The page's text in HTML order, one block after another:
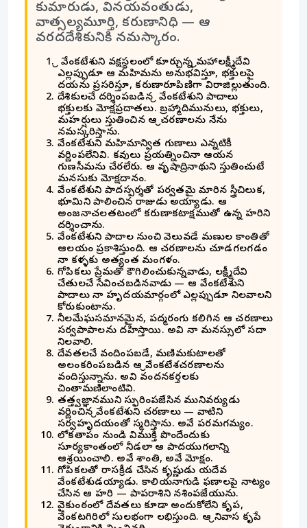
కుమారుడు, వినయవంతుడు,
వాత్సల్యమూర్తి, కరుణానిధి — ఆ
వరదదేశికునికి నమస్కారం.
శ్రీ వేంకటేశుని వక్షస్థలంలో కూర్చున్న శ్రీమహాలక్ష్మీదేవి
ఎల్లప్పుడూ ఆ మహిమను అనుభవిస్తూ, భక్తులపై
దయను ప్రసరిస్తూ, కరుణారూపిణిగా విరాజిల్లుతుంది.
దేశికులచే దర్శింపబడిన శ్రీ వేంకటేశుని పాదాలు
భక్తులకు మోక్షప్రదాతలు. బ్రహ్మాదిమునులు, భక్తులు,
మహర్షులు స్తుతించిన ఆ శ్రీచరణాలను నేను
నమస్కరిస్తాను.
వేంకటేశుని మహిమాన్విత గుణాలు ఎన్నటికీ
వర్ణింపలేనివి. కవులు ప్రయత్నించినా ఆయన
గుణసీమను చేరలేరు. ఆ వృషాద్రినాథుని స్తుతించుటే
మనసుకు మోక్షదానం.
వేంకటేశుని పాదస్పర్శతో పర్వతమై మారిన స్త్రీచిలుక,
భూమిని పాలించిన రాజుడు అయ్యాడు. ఆ
అంజనాచలతటంలో కరుణాకటాక్షముతో ఉన్న హరిని
దర్శించాను.
వేంకటేశుని పాదాల నుంచి వెలువడే మణుల కాంతితో
ఆలయం ప్రకాశిస్తుంది. ఆ చరణాలను చూడగలగడం
నా కళ్ళకు అత్యంత మంగళం.
గోపికలు ప్రేమతో కౌగిలించుకున్నవాడు, లక్ష్మీదేవి
చేతులచే సేవించబడినవాడు — ఆ వేంకటేశుని
పాదాలు నా హృదయమార్గంలో ఎల్లప్పుడూ నిలవాలని
కోరుకుంటాను.
నీలమేఘసమానమైన, పద్మరంగు కలిగిన ఆ చరణాలు
సర్వపాపాలను దహిస్తాయి. అవి నా మనస్సులో సదా
నిలవాలి.
దేవతలచే వందింపబడే, మణిమకుటాలతో
అలంకరింపబడిన ఆ శ్రీవేంకటేశచరణాలను
వందిస్తున్నాను. అవి వందనకర్తలకు
చింతామణిలాంటివి.
తత్త్వజ్ఞానముని స్ఫురింపజేసిన మునివర్యుడు
వర్ణించిన శ్రీవేంకటేశుని చరణాలు — వాటిని
సర్వహృదయంతో స్మరిస్తాను. అవే పరమగమ్యం.
లోకతాపం నుండి విముక్తి పొందేందుకు
సూర్యకాంతంలో నీడలా ఆ పాదయుగలాన్ని
ఆశ్రయించాలి. అవే శాంతి, అవే మోక్షం.
గోపికలతో రాసక్రీడ చేసిన కృష్ణుడు యదేవ
వేంకటేశుడయ్యాడు. కాలియనాగుడి ఫణాలపై నాట్యం
చేసిన ఆ హరి — పాపరాశిని నశింపజేయును.
వైకుంఠంలో దేవతలు కూడా అందుకోలేని కృప,
వేంకటగిరిలో సులభంగా లభిస్తుంది. ఆ శ్రీనివాస కృపే